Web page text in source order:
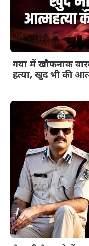
गया में खौफनाक
हत्या, खुद भी की